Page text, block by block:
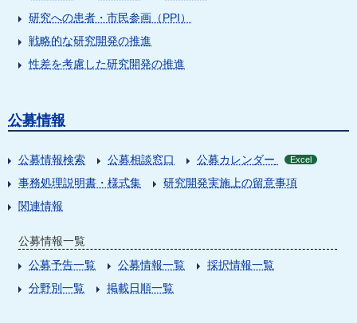
研究への患者・市民参画（PPI）
戦略的な研究開発の推進
性差を考慮した研究開発の推進
公募情報
公募情報検索 公募相談窓口 公募カレンダー Excel
事務処理説明書・様式集
研究開発実施上の留意事項
関連情報
公募情報一覧
公募予告一覧
公募情報一覧
採択情報一覧
分野別一覧
掲載日順一覧